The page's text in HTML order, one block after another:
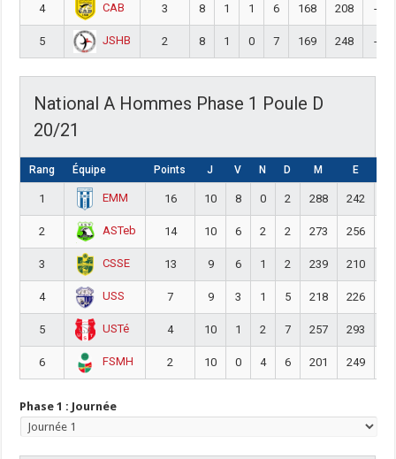
4 CAB 3 8 1 1 6 168 208 -40
5 JSHB 2 8 1 0 7 169 248 -79
National A Hommes Phase 1 Poule D
20/21
Rang Équipe Points J V N D M E
1 EMM 16 10 8 0 2 288 242
2 ASTeb 14 10 6 2 2 273 256
3 CSSE 13 9 6 1 2 239 210
4 USS 7 9 3 1 5 218 226
5 USTé 4 10 1 2 7 257 293
6 FSMH 2 10 0 4 6 201 249
Phase 1 : Journée